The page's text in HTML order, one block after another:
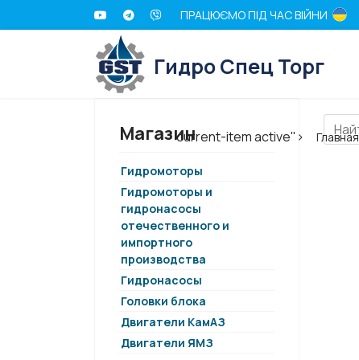
ПРАЦЮЄМО ПІД ЧАС ВІЙНИ
Гидро Спец Торг
current-item active"> Главная
Магазин
Гидромоторы
Гидромоторы и
гидронасосы
отечественного и
импортного
производства
Гидронасосы
Головки блока
Двигатели КамАЗ
Двигатели ЯМЗ